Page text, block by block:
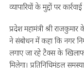
व्यापारियों के मुद्दों पर
प्रदेश महामंत्री श्री
ने संबोधन में कहा कि नगर
लगाए जा रहे टैक्स के
मिलेगा। प्रतिनिधिमंडल